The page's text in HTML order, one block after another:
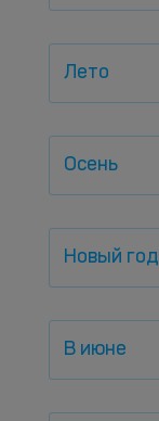
Лето
Осень
Новый год
В июне